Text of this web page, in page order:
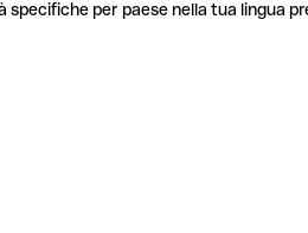
specifiche per paese nella tua lingua